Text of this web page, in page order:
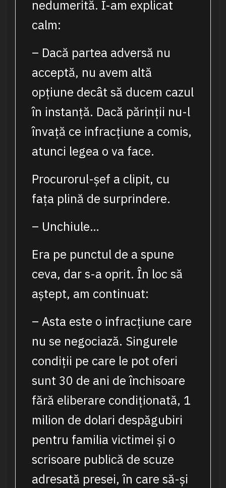
nedumerită. I-am explicat
calm:
– Dacă partea adversă nu
acceptă, nu avem altă
opțiune decât să ducem cazul
în instanță. Dacă părinții nu-l
învață ce infracțiune a comis,
atunci legea o va face.
Procurorul-șef a clipit, cu
fața plină de surprindere.
– Unchiule…
Era pe punctul de a spune
ceva, dar s-a oprit. În loc să
aștept, am continuat:
– Asta este o infracțiune care
nu se negociază. Singurele
condiții pe care le pot oferi
sunt 30 de ani de închisoare
fără eliberare condiționată, 1
milion de dolari despăgubiri
pentru familia victimei și o
scrisoare publică de scuze
adresată presei, în care să-și